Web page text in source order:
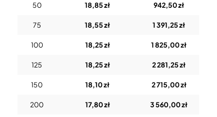
50 18,85 zł 942,50 zł
75 18,55 zł 1 391,25 zł
100 18,25 zł 1 825,00 zł
125 18,25 zł 2 281,25 zł
150 18,10 zł 2 715,00 zł
200 17,80 zł 3 560,00 zł